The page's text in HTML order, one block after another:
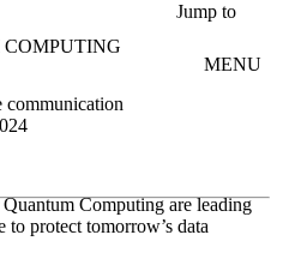
Jump to
MENU
communication
Computing are leading
to protect tomorrow’s data